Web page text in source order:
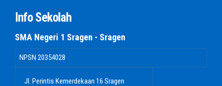
Info Sekolah
SMA Negeri 1 Sragen - Sragen
NPSN 20354028
Jl. Perintis Kemerdekaan 16 Sragen